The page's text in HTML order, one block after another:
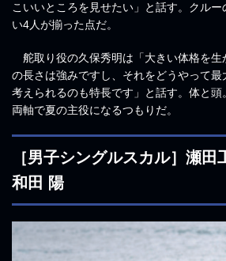
こいいところを見せたい」と話す。クル
い4人が揃った点だ。
舵取り役の久保秀明は「大きい体格を生
の長さは強みですし、それをどうやって
考えられるのも特長です」と話す。体と
両軸で夏の主役になるつもりだ。
［男子シングルスカル］瀬田
和田 陽